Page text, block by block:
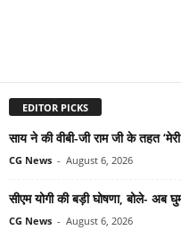
EDITOR PICKS
साय ने की वीबी-जी राम जी के तहत
CG News - August 6, 2026
सीएम योगी की बड़ी घोषणा, बोले- अब
CG News - August 6, 2026